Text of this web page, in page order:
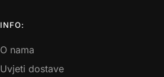
INFO:
O nama
Uvjeti dostave